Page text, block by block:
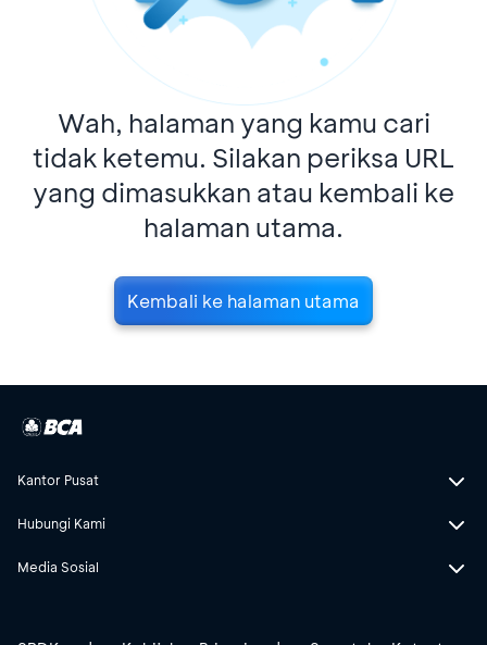
Wah, halaman yang kamu cari
tidak ketemu. Silakan periksa URL
yang dimasukkan atau kembali ke
halaman utama.
Kembali ke halaman utama
Kantor Pusat
Hubungi Kami
Media Sosial